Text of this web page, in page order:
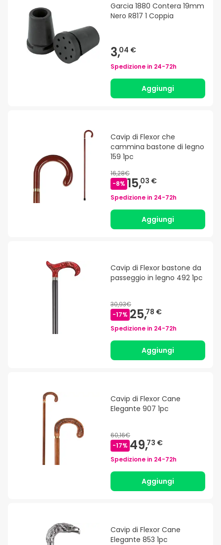
Garcia 1880 Contera 19mm
Nero R817 1 Coppia
3,04 €
Spedizione in 24-72h
Aggiungi
Cavip di Flexor che
cammina bastone di legno
159 1pc
16,28€
-8% 15,03 €
Spedizione in 24-72h
Aggiungi
Cavip di Flexor bastone da
passeggio in legno 492 1pc
30,93€
-17% 25,78 €
Spedizione in 24-72h
Aggiungi
Cavip di Flexor Cane
Elegante 907 1pc
60,16€
-17% 49,73 €
Spedizione in 24-72h
Aggiungi
Cavip di Flexor Cane
Elegante 853 1pc